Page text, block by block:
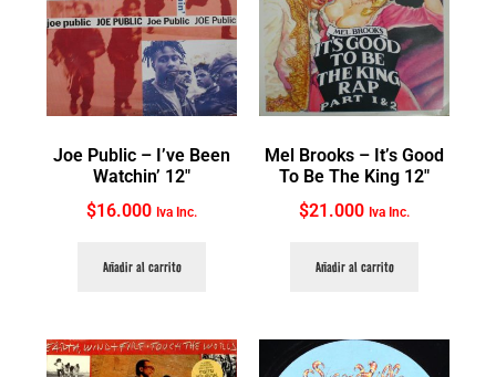
Joe Public ‎– I’ve Been
Watchin’ 12″
$16.000 Iva Inc.
Añadir al carrito
Mel Brooks ‎– It’s Good
To Be The King 12″
$21.000 Iva Inc.
Añadir al carrito